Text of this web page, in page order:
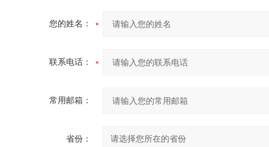
您的姓名：
联系电话：
常用邮箱：
省份：